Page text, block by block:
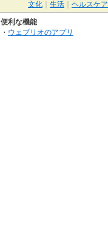
文化
生活 ヘルスケア
便利な機能
・ ウェブリオのアプリ